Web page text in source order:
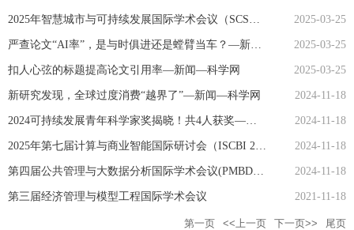
2025-03-25
2025-03-25
扣人心弦的标题提高论文引用率—新闻—科学网 2025-03-25
新研究发现，全球过度消费“越界了”—新闻—科学网 2024-11-18
2024-11-18
2024-11-18
2024-11-18
第三届经济管理与模型工程国际学术会议 2021-11-18
第一页 <<上一页 下一页>> 尾页